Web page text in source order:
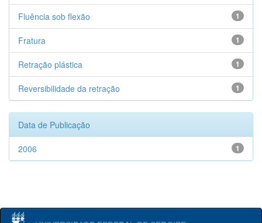
1
Fluência sob flexão
1
Fratura
1
Retração plástica
1
Reversibilidade da retração
Data de Publicação
1
2006